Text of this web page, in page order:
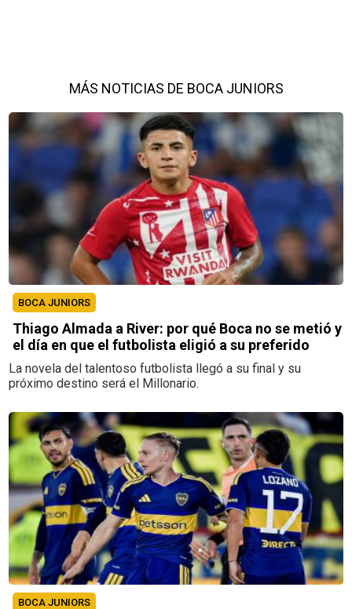
MÁS NOTICIAS DE BOCA JUNIORS
BOCA JUNIORS
Thiago Almada a River: por qué Boca no se metió y
el día en que el futbolista eligió a su preferido
La novela del talentoso futbolista llegó a su final y su
próximo destino será el Millonario.
BOCA JUNIORS